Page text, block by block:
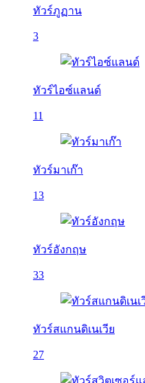
ทัวร์ภูฏาน
3
ทัวร์ไอซ์แลนด์
11
ทัวร์มาเก๊า
13
ทัวร์อังกฤษ
33
ทัวร์สแกนดิเนเวีย
27